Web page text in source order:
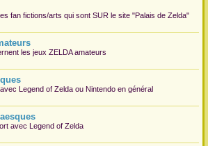
fan fictions/arts qui sont SUR le site "Palais de Zelda"
les jeux ZELDA amateurs
Legend of Zelda ou Nintendo en général
avec Legend of Zelda